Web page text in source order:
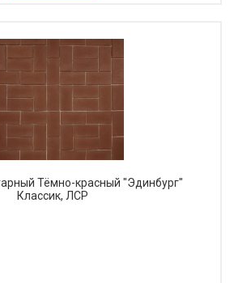
Тёмно-красный "Эдинбург"
Классик, ЛСР